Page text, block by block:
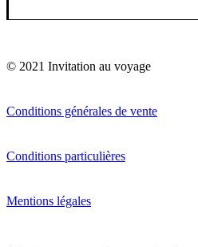
© 2021 Invitation au voyage
Conditions générales de vente
Conditions particulières
Mentions légales